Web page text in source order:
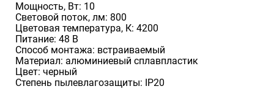
Мощность, Вт: 10
Световой поток, лм: 800
Цветовая температура, К: 4200
Питание: 48 В
Способ монтажа: встраиваемый
Материал: алюминиевый сплавпластик
Цвет: черный
Степень пылевлагозащиты: IP20